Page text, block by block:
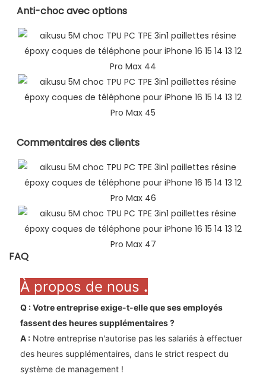
Anti-choc avec options
Commentaires des clients
FAQ
À propos de nous .
Q : Votre entreprise exige-t-elle que ses employés
fassent des heures supplémentaires?
A : Notre entreprise n'autorise pas les salariés à effectuer
des heures supplémentaires, dans le strict respect du
système de management !